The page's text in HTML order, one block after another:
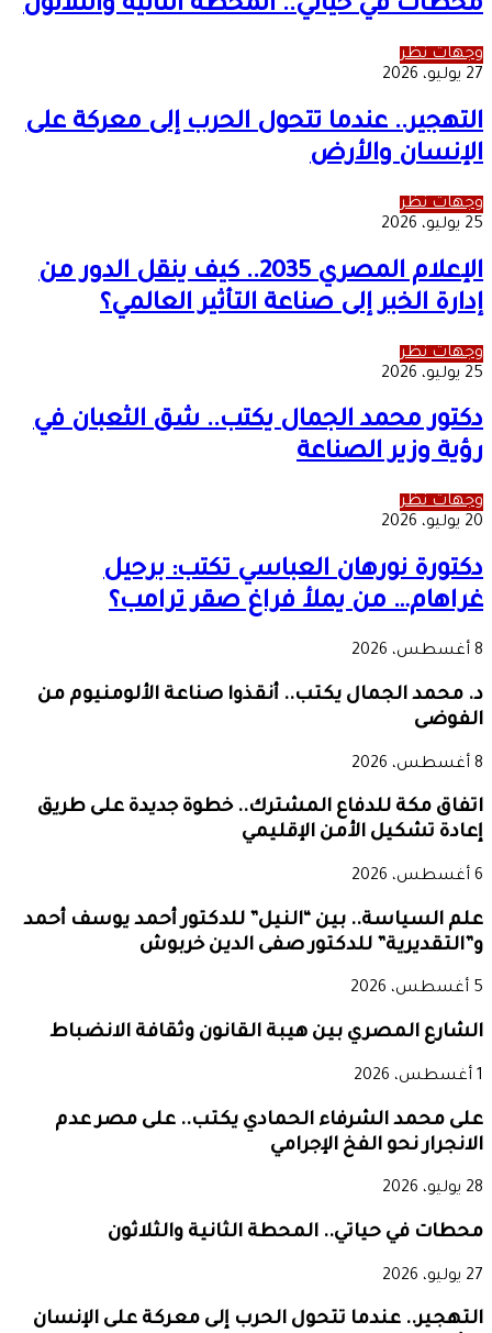
محطات في حياتي.. المحطة الثانية والثلاثون
وجهات نظر
27 يوليو، 2026
التهجير.. عندما تتحول الحرب إلى معركة على
الإنسان والأرض
وجهات نظر
25 يوليو، 2026
الإعلام المصري 2035.. كيف ينقل الدور من
إدارة الخبر إلى صناعة التأثير العالمي؟
وجهات نظر
25 يوليو، 2026
دكتور محمد الجمال يكتب.. شق الثعبان في
رؤية وزير الصناعة
وجهات نظر
20 يوليو، 2026
دكتورة نورهان العباسي تكتب: برحيل
غراهام… من يملأ فراغ صقر ترامب؟
8 أغسطس، 2026
د. محمد الجمال يكتب.. أنقذوا صناعة الألومنيوم من
الفوضى
8 أغسطس، 2026
اتفاق مكة للدفاع المشترك.. خطوة جديدة على طريق
إعادة تشكيل الأمن الإقليمي
6 أغسطس، 2026
علم السياسة.. بين “النيل” للدكتور أحمد يوسف أحمد
و”التقديرية” للدكتور صفى الدين خربوش
5 أغسطس، 2026
الشارع المصري بين هيبة القانون وثقافة الانضباط
1 أغسطس، 2026
على محمد الشرفاء الحمادي يكتب.. على مصر عدم
الانجرار نحو الفخ الإجرامي
28 يوليو، 2026
محطات في حياتي.. المحطة الثانية والثلاثون
27 يوليو، 2026
التهجير.. عندما تتحول الحرب إلى معركة على الإنسان